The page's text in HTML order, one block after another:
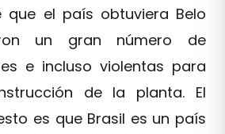
que el país obtuviera Belo
un gran número de
e incluso violentas para
de la planta. El
es que Brasil es un país